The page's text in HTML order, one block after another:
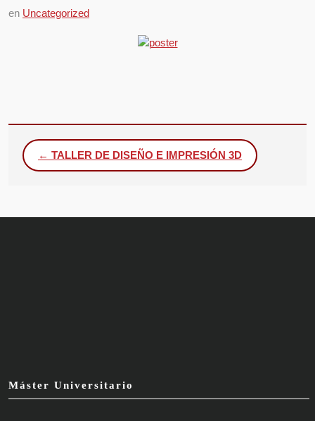
en Uncategorized
← TALLER DE DISEÑO E IMPRESIÓN 3D
Máster Universitario